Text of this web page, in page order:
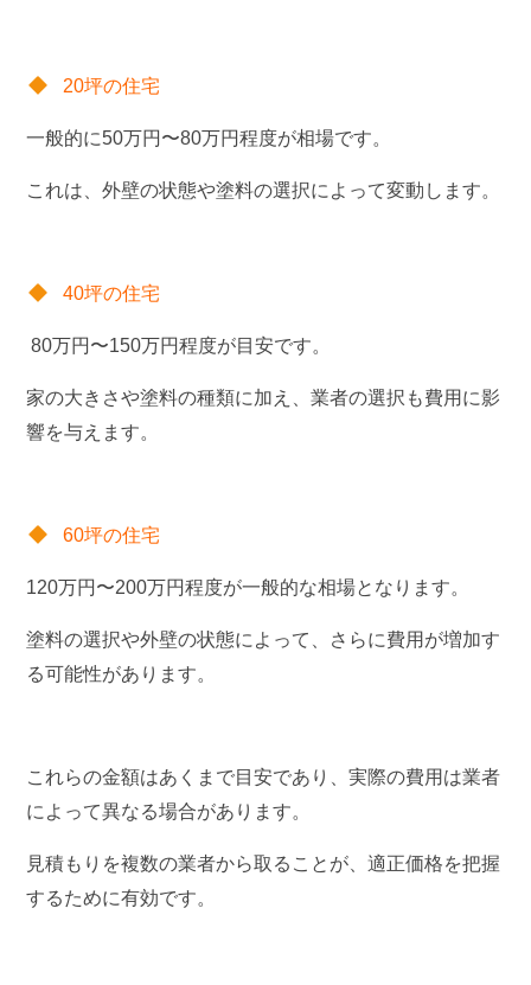
20坪の住宅
一般的に50万円〜80万円程度が相場です。
これは、外壁の状態や塗料の選択によって変動します。
40坪の住宅
80万円〜150万円程度が目安です。
家の大きさや塗料の種類に加え、業者の選択も費用に影
響を与えます。
60坪の住宅
120万円〜200万円程度が一般的な相場となります。
塗料の選択や外壁の状態によって、さらに費用が増加す
る可能性があります。
これらの金額はあくまで目安であり、実際の費用は業者
によって異なる場合があります。
見積もりを複数の業者から取ることが、適正価格を把握
するために有効です。